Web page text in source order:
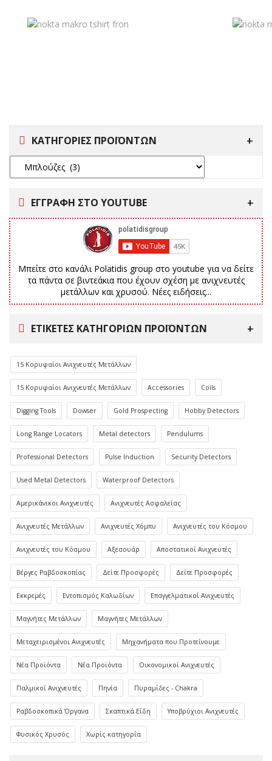
ΚΑΤΗΓΟΡΙΕΣ ΠΡΟΪΟΝΤΩΝ
ΕΓΓΡΑΦΗ ΣΤΟ YOUTUBE
Μπείτε στο κανάλι Polatidis group στο youtube για να δείτε
τα πάντα σε βιντεάκια που έχουν σχέση με ανιχνευτές
μετάλλων και χρυσού. Νέες ειδήσεις...
ΕΤΙΚΈΤΕΣ ΚΑΤΗΓΟΡΙΏΝ ΠΡΟΪΌΝΤΩΝ
15 Κορυφαίοι Ανιχνευτές Μετάλλων
15 Κορυφαίοι Ανιχνευτές Μετάλλων Accessories Coils
Digging Tools Dowser Gold Prospecting Hobby Detectors
Long Range Locators Metal detectors Pendulums
Professional Detectors Pulse Induction Security Detectors
Used Metal Detectors Waterproof Detectors
Αμερικάνικοι Ανιχνευτές Ανιχνευτές Ασφαλείας
Ανιχνευτές Μετάλλων Ανιχνευτές Χόμπυ Ανιχνευτές του Κόσμου
Ανιχνευτές του Κόσμου Αξεσουάρ Αποστατικοί Ανιχνευτές
Βέργες Ραβδοσκοπίας Δείτε Προσφορές Δείτε Προσφορές
Εκκρεμές Εντοπισμός Καλωδίων Επαγγελματικοί Ανιχνευτές
Μαγνήτες Μετάλλων Μαγνήτες Μετάλλων
Μεταχειρισμένοι Ανιχνευτές Μηχανήματα που Προτείνουμε
Νέα Προϊόντα Νέα Προϊόντα Οικονομικοί Ανιχνευτές
Παλμικοί Ανιχνευτές Πηνία Πυραμίδες - Chakra
Ραβδοσκοπικά Όργανα Σκαπτικά Είδη Υποβρύχιοι Ανιχνευτές
Φυσικός Χρυσός Χωρίς κατηγορία